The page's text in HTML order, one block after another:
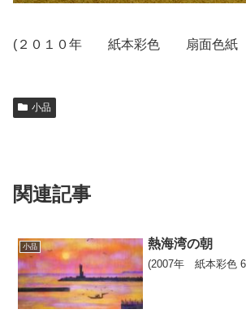
(２０１０年 紙本彩色 扇面色
小品
関連記事
小品 熱海湾の朝
(2007年 紙本彩色